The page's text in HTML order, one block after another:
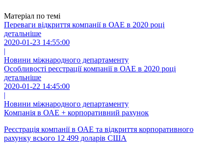
Матеріал по темі
Переваги відкриття компанії в ОАЕ в 2020 році
детальніше
2020-01-23 14:55:00
|
Новини міжнародного департаменту
Особливості реєстрації компанії в ОАЕ в 2020 році
детальніше
2020-01-22 14:45:00
|
Новини міжнародного департаменту
Компанія в ОАЕ + корпоративний рахунок
Реєстрація компанії в ОАЕ та відкриття корпоративного
рахунку всього 12 499 доларів США